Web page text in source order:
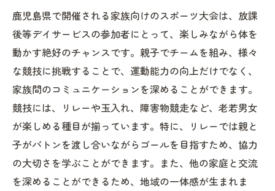
鹿児島県で開催される家族向けのスポーツ大会は、放課
後等デイサービスの参加者にとって、楽しみながら体を
動かす絶好のチャンスです。親子でチームを組み、様々
な競技に挑戦することで、運動能力の向上だけでなく、
家族間のコミュニケーションを深めることができます。
競技には、リレーや玉入れ、障害物競走など、老若男女
が楽しめる種目が揃っています。特に、リレーでは親と
子がバトンを渡し合いながらゴールを目指すため、協力
の大切さを学ぶことができます。また、他の家庭と交流
を深めることができるため、地域の一体感が生まれま